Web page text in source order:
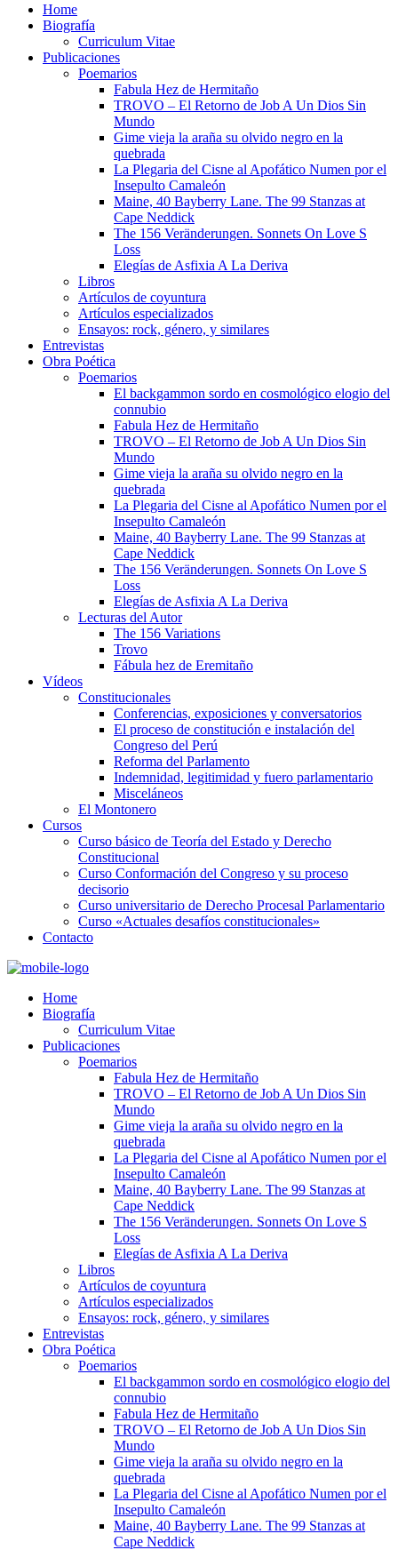
Home
Biografía
Curriculum Vitae​
Publicaciones
Poemarios
Fabula Hez de Hermitaño
TROVO – El Retorno de Job A Un Dios Sin
Mundo
Gime vieja la araña su olvido negro en la
quebrada
La Plegaria del Cisne al Apofático Numen por el
Insepulto Camaleón
Maine, 40 Bayberry Lane. The 99 Stanzas at
Cape Neddick
The 156 Veränderungen. Sonnets On Love S
Loss
Elegías de Asfixia A La Deriva
Libros
Artículos de coyuntura
Artículos especializados
Ensayos: rock, género, y similares
Entrevistas
Obra Poética
Poemarios
El backgammon sordo en cosmológico elogio del
connubio
Fabula Hez de Hermitaño
TROVO – El Retorno de Job A Un Dios Sin
Mundo
Gime vieja la araña su olvido negro en la
quebrada
La Plegaria del Cisne al Apofático Numen por el
Insepulto Camaleón
Maine, 40 Bayberry Lane. The 99 Stanzas at
Cape Neddick
The 156 Veränderungen. Sonnets On Love S
Loss
Elegías de Asfixia A La Deriva
Lecturas del Autor
The 156 Variations
Trovo
Fábula hez de Eremitaño
Vídeos
Constitucionales
Conferencias, exposiciones y conversatorios
El proceso de constitución e instalación del
Congreso del Perú
Reforma del Parlamento
Indemnidad, legitimidad y fuero parlamentario
Misceláneos
El Montonero
Cursos
Curso básico de Teoría del Estado y Derecho
Constitucional
Curso Conformación del Congreso y su proceso
decisorio
Curso universitario de Derecho Procesal Parlamentario
Curso «Actuales desafíos constitucionales»
Contacto
Home
Biografía
Curriculum Vitae​
Publicaciones
Poemarios
Fabula Hez de Hermitaño
TROVO – El Retorno de Job A Un Dios Sin
Mundo
Gime vieja la araña su olvido negro en la
quebrada
La Plegaria del Cisne al Apofático Numen por el
Insepulto Camaleón
Maine, 40 Bayberry Lane. The 99 Stanzas at
Cape Neddick
The 156 Veränderungen. Sonnets On Love S
Loss
Elegías de Asfixia A La Deriva
Libros
Artículos de coyuntura
Artículos especializados
Ensayos: rock, género, y similares
Entrevistas
Obra Poética
Poemarios
El backgammon sordo en cosmológico elogio del
connubio
Fabula Hez de Hermitaño
TROVO – El Retorno de Job A Un Dios Sin
Mundo
Gime vieja la araña su olvido negro en la
quebrada
La Plegaria del Cisne al Apofático Numen por el
Insepulto Camaleón
Maine, 40 Bayberry Lane. The 99 Stanzas at
Cape Neddick